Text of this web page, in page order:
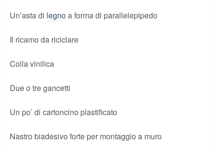
Un’asta di legnoa forma di parallelepipedo
Il ricamo da riciclare
Colla vinilica
Due o tre gancetti
Un po’ di cartoncino plastificato
Nastro biadesivo forte per montaggio a muro